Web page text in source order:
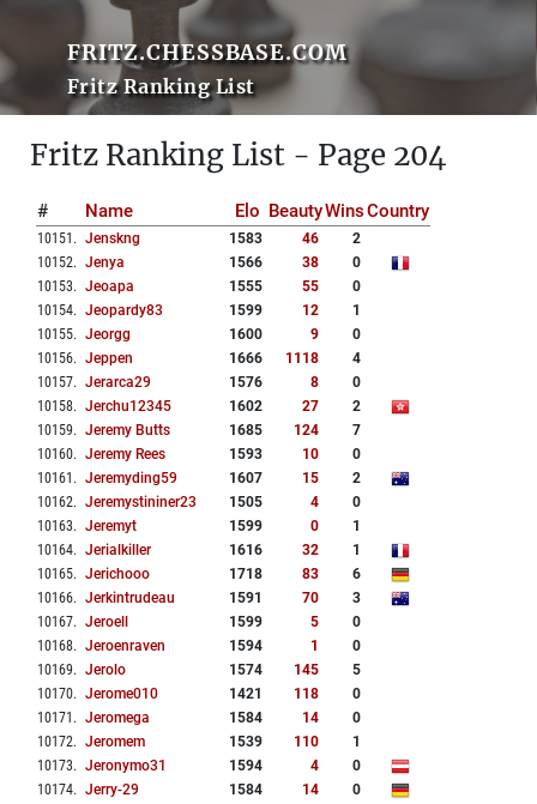
FRITZ.CHESSBASE.COM
Fritz Ranking List
Fritz Ranking List - Page 204
# Name Elo BeautyWinsCountry
10151 . Jenskng 1583 46
2
10152. Jenya 1566 38
0
10153. Jeoapa 1555 55
0
10154. Jeopardy83 1599 12
1
10155. Jeorgg 1600 9
0
10156. Jeppen 1666 1118
4
10157. Jerarca29 1576 8
0
10158. Jerchu12345 1602 27
2
10159. Jeremy Butts 1685 124
7
10160. Jeremy Rees 1593 10
0
10161 . Jeremyding59 1607 15
2
10162. Jeremystininer23 1505 4
0
10163. Jeremyt 1599 0
1
10164. Jerialkiller 1616 32
1
10165. Jerichooo 1718 83
6
10166. Jerkintrudeau 1591 70
3
10167. Jeroell 1599 5
0
10168. Jeroenraven 1594 1
0
10169. Jerolo 1574 145
5
10170. Jerome010 1421 118
0
10171 . Jeromega 1584 14
0
10172. Jeromem 1539 110
1
10173. Jeronymo31 1594 4
0
10174. Jerry-29 1584 14
0